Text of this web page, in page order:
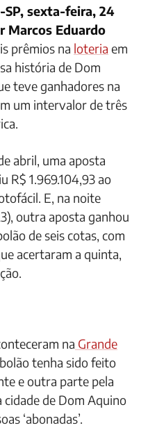
Marcos Eduardo
prêmios na loteria em
história de Dom
teve ganhadores na
um intervalor de três
abril, uma aposta
R$ 1.969.104,93 ao
E, na noite
outra aposta ganhou
de seis cotas, com
acertaram a quinta,
na Grande
bolão tenha sido feito
e outra parte pela
de Dom Aquino
‘abonadas’.